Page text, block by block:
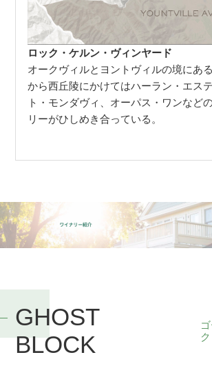
ロック・ケルン・ヴィンヤード
オークヴィルとヨントヴィルの境にあ
から西丘陵にかけてはハーラン・エス
ト・モンダヴィ、オーパス・ワンなど
リーがひしめき合っている。
GHOST
BLOCK
ク